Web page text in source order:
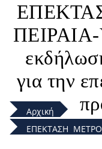
Αρχική
ΕΠΕΚΤΑΣΗ ΜΕΤΡΟ
για την